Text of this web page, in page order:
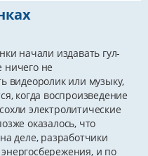
начали издавать гул-
ничего не
видеоролик или музыку,
когда воспроизведение
электролитические
оказалось, что
деле, разработчики
и по